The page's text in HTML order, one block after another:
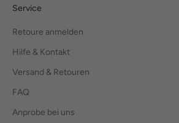
Service
Retoure anmelden
Hilfe & Kontakt
Versand & Retouren
FAQ
Anprobe bei uns